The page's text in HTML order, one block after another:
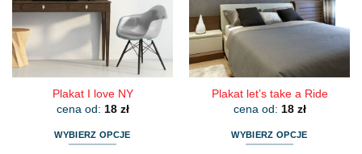
wybrać
na
stronie
produktu
wybrać
na
produktu
Plakat I love NY
cena od: 18 zł
WYBIERZ OPCJE
Plakat let’s take a Ride
cena od: 18 zł
WYBIERZ OPCJE